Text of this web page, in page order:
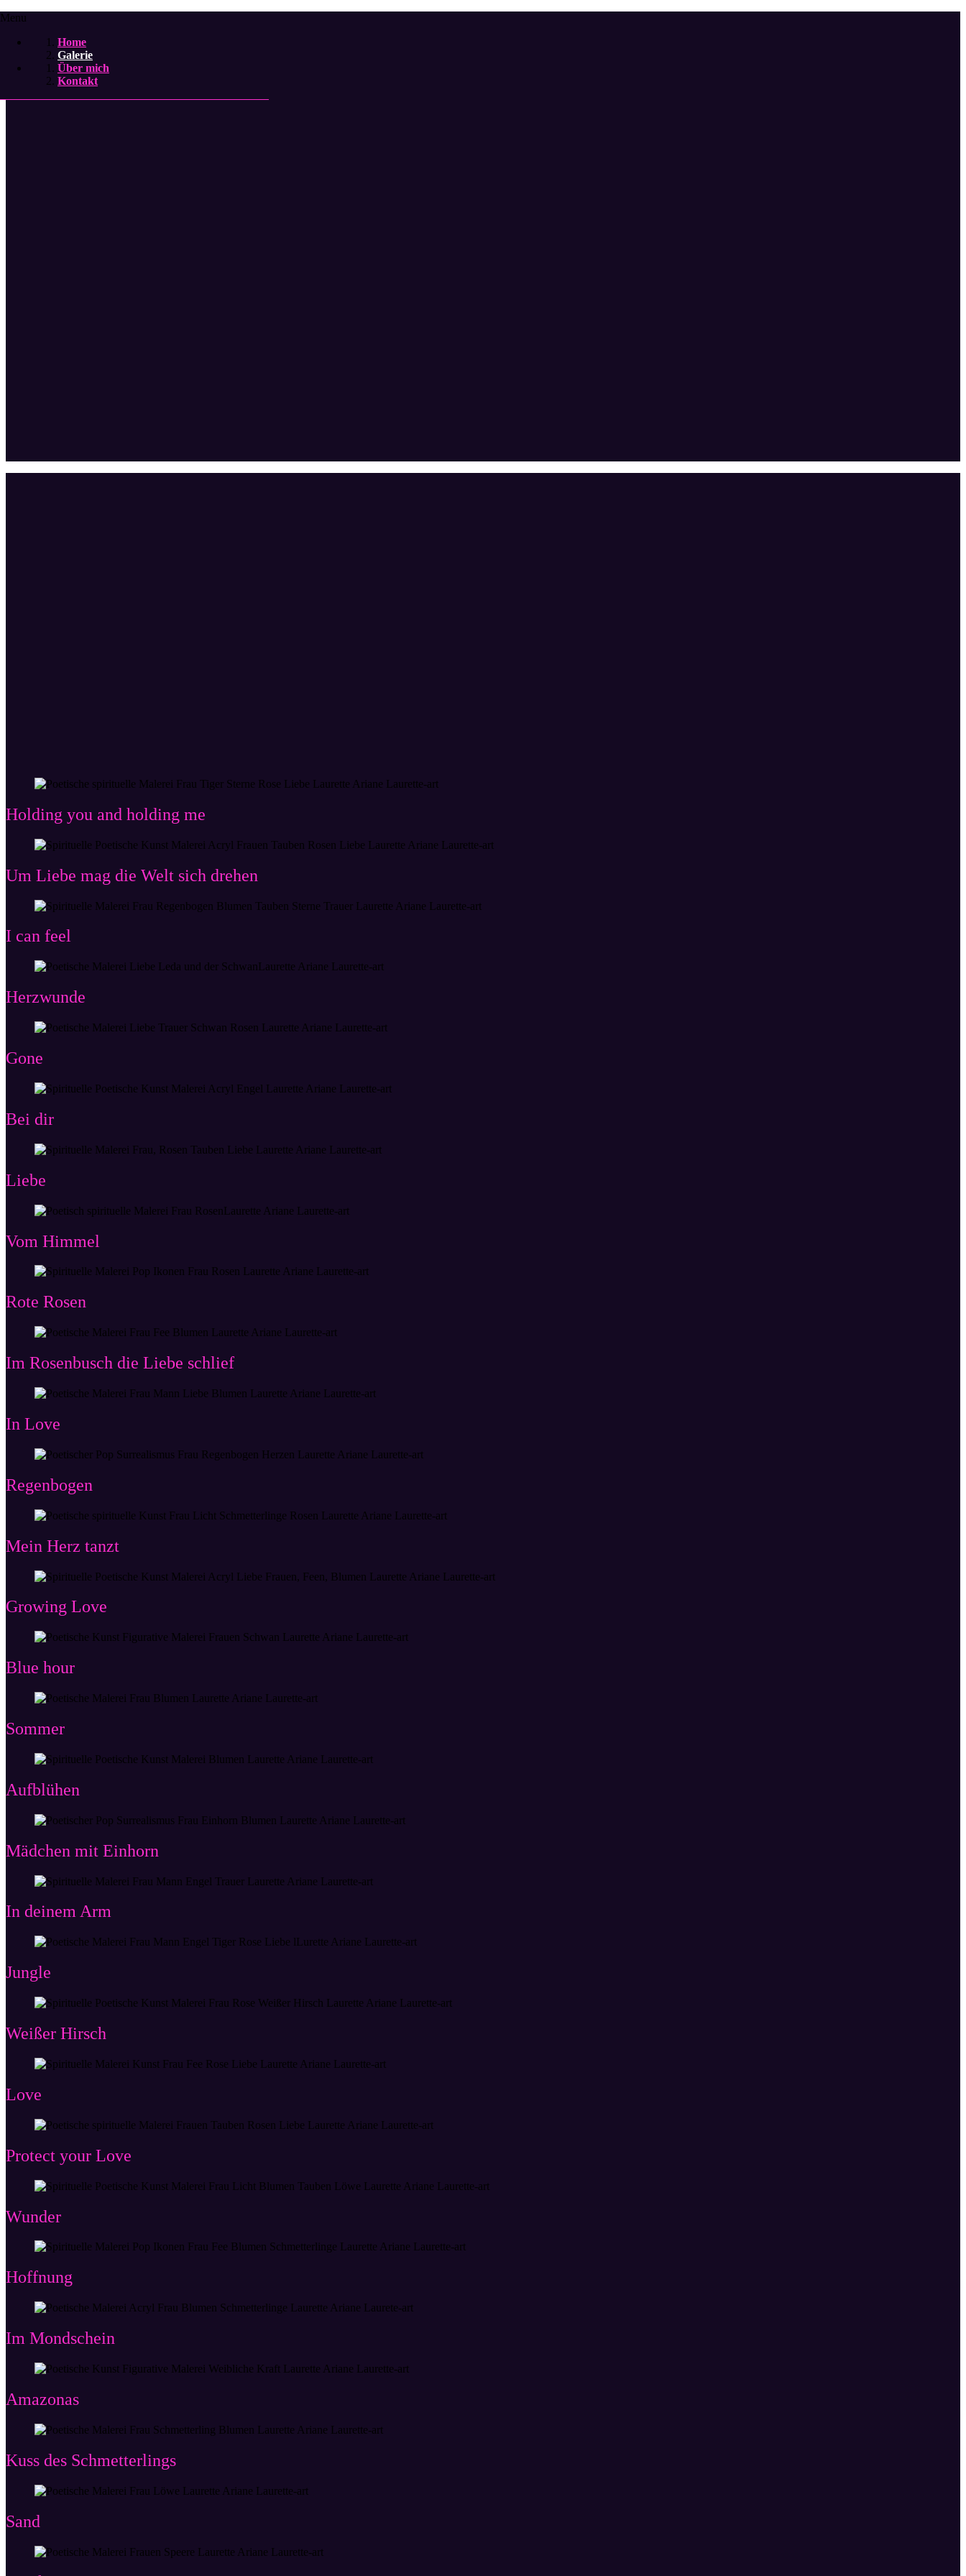
Menu
Home
Galerie
Über mich
Kontakt
Holding you and holding me
Um Liebe mag die Welt sich drehen
I can feel
Herzwunde
Gone
Bei dir
Liebe
Vom Himmel
Rote Rosen
Im Rosenbusch die Liebe schlief
In Love
Regenbogen
Mein Herz tanzt
Growing Love
Blue hour
Sommer
Aufblühen
Mädchen mit Einhorn
In deinem Arm
Jungle
Weißer Hirsch
Love
Protect your Love
Wunder
Hoffnung
Im Mondschein
Amazonas
Kuss des Schmetterlings
Sand